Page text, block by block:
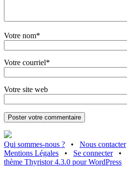
Votre nom*
Votre courriel*
Votre site web
Qui sommes-nous ? • Nous contacter
Mentions Légales
• Se connecter •
thème Thyristor 4.3.0 pour WordPress